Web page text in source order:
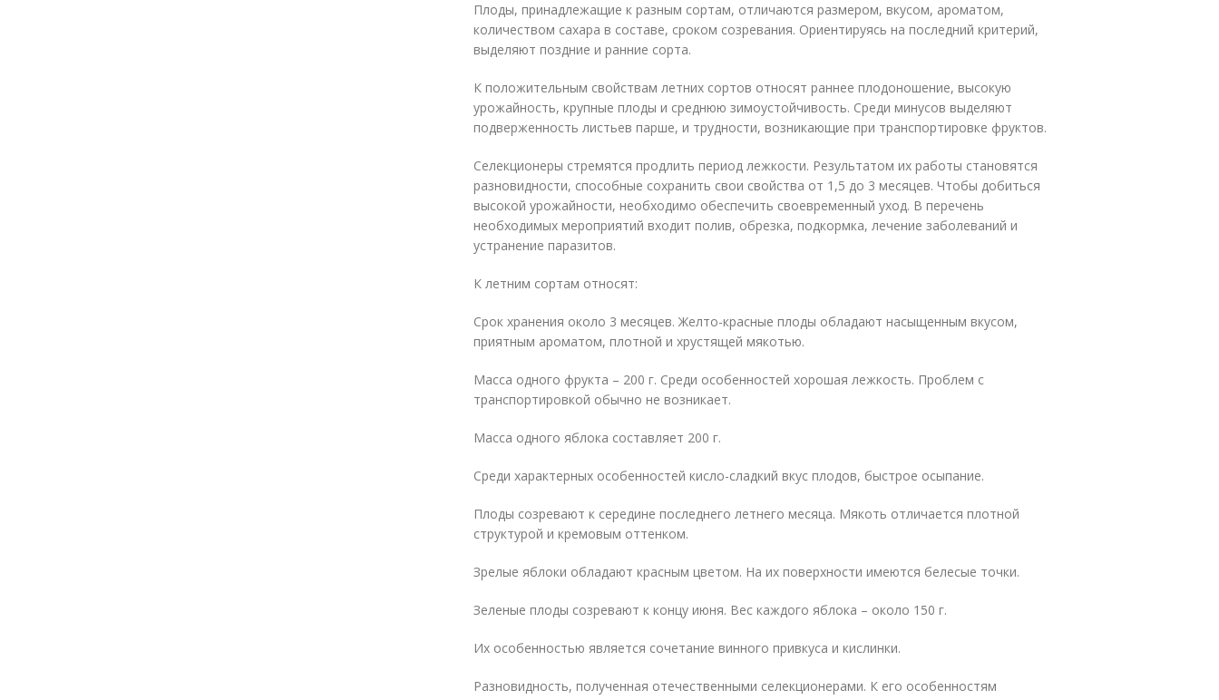
Плоды, принадлежащие к разным сортам, отличаются размером, вкусом, ароматом,
количеством сахара в составе, сроком созревания. Ориентируясь на последний критерий,
выделяют поздние и ранние сорта.
К положительным свойствам летних сортов относят раннее плодоношение, высокую
урожайность, крупные плоды и среднюю зимоустойчивость. Среди минусов выделяют
подверженность листьев парше, и трудности, возникающие при транспортировке фруктов.
Селекционеры стремятся продлить период лежкости. Результатом их работы становятся
разновидности, способные сохранить свои свойства от 1,5 до 3 месяцев. Чтобы добиться
высокой урожайности, необходимо обеспечить своевременный уход. В перечень
необходимых мероприятий входит полив, обрезка, подкормка, лечение заболеваний и
устранение паразитов.
К летним сортам относят:
Срок хранения около 3 месяцев. Желто-красные плоды обладают насыщенным вкусом,
приятным ароматом, плотной и хрустящей мякотью.
Масса одного фрукта – 200 г. Среди особенностей хорошая лежкость. Проблем с
транспортировкой обычно не возникает.
Масса одного яблока составляет 200 г.
Среди характерных особенностей кисло-сладкий вкус плодов, быстрое осыпание.
Плоды созревают к середине последнего летнего месяца. Мякоть отличается плотной
структурой и кремовым оттенком.
Зрелые яблоки обладают красным цветом. На их поверхности имеются белесые точки.
Зеленые плоды созревают к концу июня. Вес каждого яблока – около 150 г.
Их особенностью является сочетание винного привкуса и кислинки.
Разновидность, полученная отечественными селекционерами. К его особенностям